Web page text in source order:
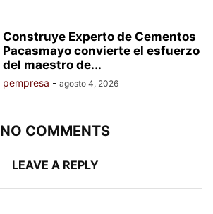
Construye Experto de Cementos
Pacasmayo convierte el esfuerzo
del maestro de...
pempresa - agosto 4, 2026
NO COMMENTS
LEAVE A REPLY